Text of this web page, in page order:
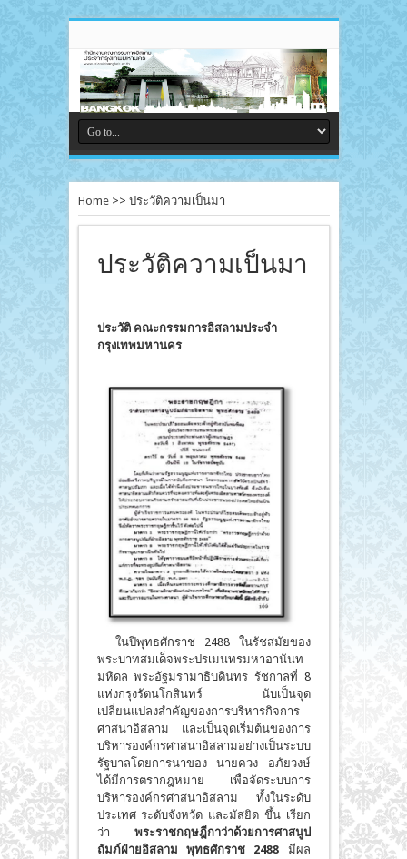
Home>> ประวัติความเป็นมา
ประวัติความเป็นมา
ประวัติ คณะกรรมการอิสลามประจำ
กรุงเทพมหานคร
ในปีพุทธศักราช 2488 ในรัชสมัยของ
พระบาทสมเด็จพระปรเมนทรมหาอานันท
มหิดล พระอัฐมรามาธิบดินทร รัชกาลที่ 8
แห่งกรุงรัตนโกสินทร์ นับเป็นจุด
เปลี่ยนแปลงสำคัญของการบริหารกิจการ
ศาสนาอิสลาม และเป็นจุดเริ่มต้นของการ
บริหารองค์กรศาสนาอิสลามอย่างเป็นระบบ
รัฐบาลโดยการนาของ นายควง อภัยวงษ์
ได้มีการตรากฎหมาย เพื่อจัดระบบการ
บริหารองค์กรศาสนาอิสลาม ทั้งในระดับ
ประเทศ ระดับจังหวัด และมัสยิด ขึ้น เรียก
ว่า พระราชกฤษฎีกาว่าด้วยการศาสนูป
ถัมภ์ฝ่ายอิสลาม พุทธศักราช2488 มีผล